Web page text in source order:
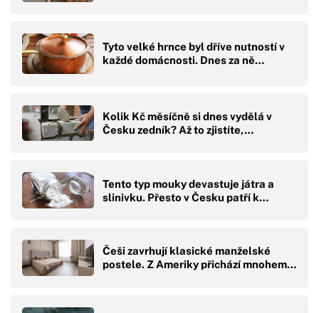
Tyto velké hrnce byl dříve nutností v
každé domácnosti. Dnes za ně…
Kolik Kč měsíčně si dnes vydělá v
Česku zedník? Až to zjistíte,…
Tento typ mouky devastuje játra a
slinivku. Přesto v Česku patří k…
Češi zavrhují klasické manželské
postele. Z Ameriky přichází mnohem…